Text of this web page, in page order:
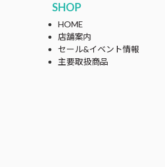
SHOP
HOME
店舗案内
セール&イベント情報
主要取扱商品